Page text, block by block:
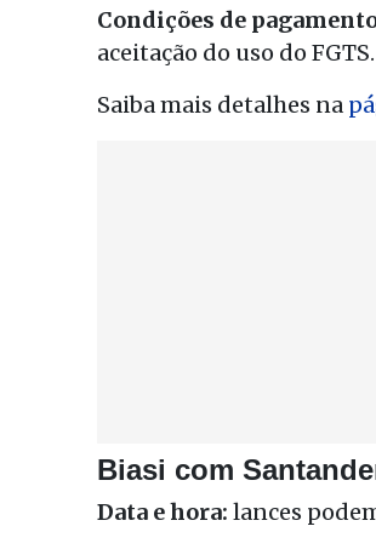
Condições de
aceitação do uso do FGTS.
Saiba mais detalhes na
Biasi com
Data e hora: lances